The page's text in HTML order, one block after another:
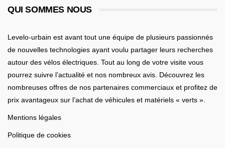
QUI SOMMES NOUS
Levelo-urbain est avant tout une équipe de plusieurs passionnés
de nouvelles technologies ayant voulu partager leurs recherches
autour des vélos électriques. Tout au long de votre visite vous
pourrez suivre l’actualité et nos nombreux avis. Découvrez les
nombreuses offres de nos partenaires commerciaux et profitez de
prix avantageux sur l’achat de véhicules et matériels « verts ».
Mentions légales
Politique de cookies